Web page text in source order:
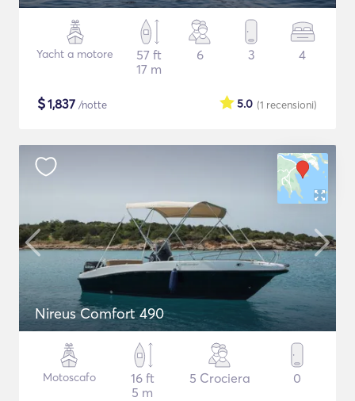
Yacht a motore
57 ft
17 m
6 3 4
$1,837 /notte (1 recensioni)
5.0
Nireus Comfort 490
Motoscafo
16 ft
5 m
5 Crociera 0